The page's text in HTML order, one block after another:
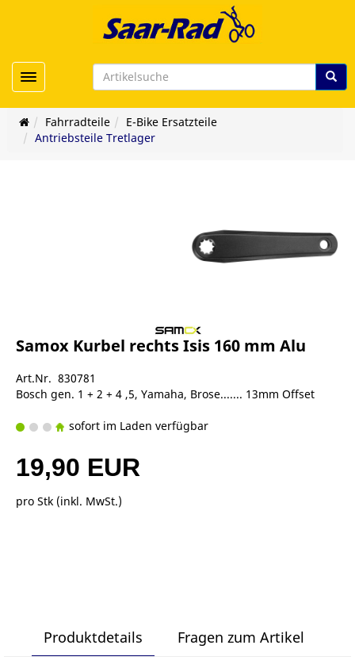
Toggle navigation
Fahrradteile
E-Bike Ersatzteile
Antriebsteile Tretlager
Samox Kurbel rechts Isis 160 mm Alu
Art.Nr. 830781
Bosch gen. 1 + 2 + 4 ,5, Yamaha, Brose....... 13mm Offset
sofort im Laden verfügbar
19,90 EUR
pro Stk (inkl. MwSt.)
Produktdetails Fragen zum Artikel